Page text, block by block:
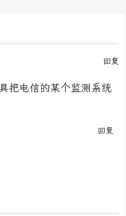
回复
把电信的某个监测系统
回复